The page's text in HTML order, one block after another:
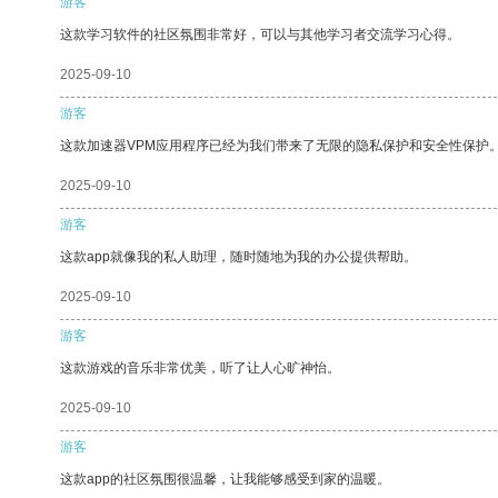
这款学习软件的社区氛围非常好，可以与其他学习者交流学习心得。
2025-09-10
游客
这款加速器VPM应用程序已经为我们带来了无限的隐私保护和安全性保护
2025-09-10
游客
这款app就像我的私人助理，随时随地为我的办公提供帮助。
2025-09-10
游客
这款游戏的音乐非常优美，听了让人心旷神怡。
2025-09-10
游客
这款app的社区氛围很温馨，让我能够感受到家的温暖。